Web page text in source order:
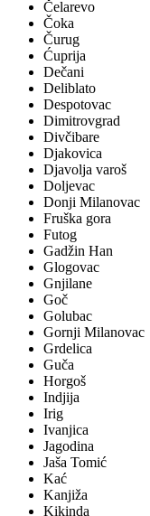
Čelarevo
Čoka
Čurug
Ćuprija
Dečani
Deliblato
Despotovac
Dimitrovgrad
Divčibare
Djakovica
Djavolja varoš
Doljevac
Donji Milanovac
Fruška gora
Futog
Gadžin Han
Glogovac
Gnjilane
Goč
Golubac
Gornji Milanovac
Grdelica
Guča
Horgoš
Indjija
Irig
Ivanjica
Jagodina
Jaša Tomić
Kać
Kanjiža
Kikinda